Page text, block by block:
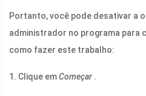
Portanto, você pode desativar a
administrador no programa para
como fazer este trabalho:
1. Clique emComeçar .